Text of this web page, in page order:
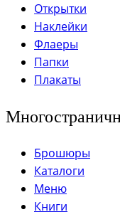
Открытки
Наклейки
Флаеры
Папки
Плакаты
Брошюры
Каталоги
Меню
Книги